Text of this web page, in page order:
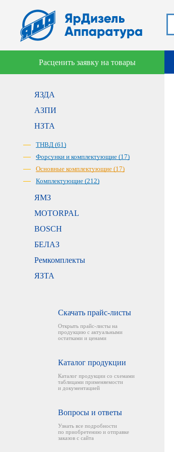
Расценить заявку на товары
ЯЗДА
АЗПИ
НЗТА
ТНВД (61)
Форсунки и комплектующие (17)
Основные комплектующие (17)
Комплектующие (212)
ЯМЗ
MOTORPAL
BOSCH
БЕЛАЗ
Ремкомплекты
ЯЗТА
Скачать прайс-листы
Открыть прайс-листы на
продукцию с актуальными
остатками и ценами
Каталог продукции
Каталог продукции со схемами
таблицами применяемости
и документацией
Вопросы и ответы
Узнать все подробности
по приобретению и отправке
заказов с сайта